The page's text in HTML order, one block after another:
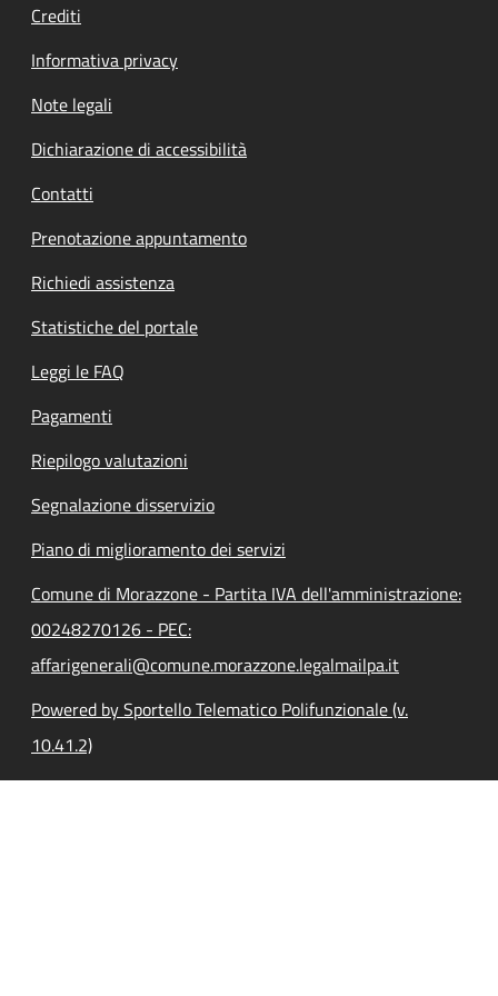
Crediti
Informativa privacy
Note legali
Dichiarazione di accessibilità
Contatti
Prenotazione appuntamento
Richiedi assistenza
Statistiche del portale
Leggi le FAQ
Pagamenti
Riepilogo valutazioni
Segnalazione disservizio
Piano di miglioramento dei servizi
Comune di Morazzone - Partita IVA dell'amministrazione:
00248270126 - PEC:
affarigenerali@comune.morazzone.legalmailpa.it
Powered by Sportello Telematico Polifunzionale (v.
10.41.2)